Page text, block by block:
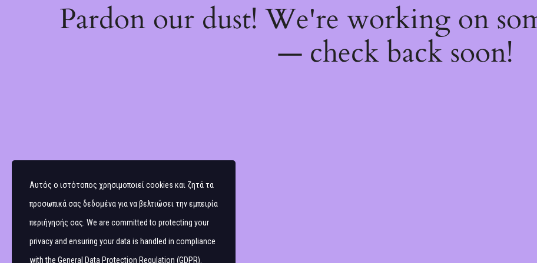
Pardon our dust! We're working on
— check back soon!
Αυτός ο ιστότοπος χρησιμοποιεί cookies και ζητά τα
προσωπικά σας δεδομένα για να βελτιώσει την εμπειρία
περιήγησής σας. We are committed to protecting your
privacy and ensuring your data is handled in compliance
with the General Data Protection Regulation (GDPR)